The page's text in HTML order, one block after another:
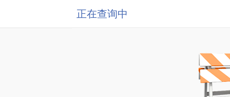
正在查询中